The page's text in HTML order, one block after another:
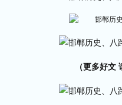
（更多好文